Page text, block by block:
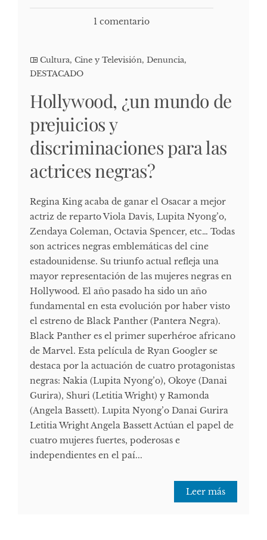
1 comentario
Cultura, Cine y Televisión, Denuncia,
DESTACADO
Hollywood, ¿un mundo de
prejuicios y
discriminaciones para las
actrices negras?
Regina King acaba de ganar el Osacar a mejor
actriz de reparto Viola Davis, Lupita Nyong’o,
Zendaya Coleman, Octavia Spencer, etc… Todas
son actrices negras emblemáticas del cine
estadounidense. Su triunfo actual refleja una
mayor representación de las mujeres negras en
Hollywood. El año pasado ha sido un año
fundamental en esta evolución por haber visto
el estreno de Black Panther (Pantera Negra).
Black Panther es el primer superhéroe africano
de Marvel. Esta película de Ryan Googler se
destaca por la actuación de cuatro protagonistas
negras: Nakia (Lupita Nyong’o), Okoye (Danai
Gurira), Shuri (Letitia Wright) y Ramonda
(Angela Bassett). Lupita Nyong’o Danai Gurira
Letitia Wright Angela Bassett Actúan el papel de
cuatro mujeres fuertes, poderosas e
independientes en el paí...
Leer más